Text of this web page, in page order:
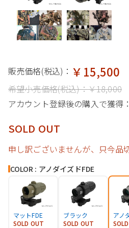
販売価格(税込)： ￥15,500
希望小売価格(税込)：￥18,000
アカウント登録後の購入で獲得
SOLD OUT
申し訳ございませんが、只今品
COLOR : アノダイズドFDE
マットFDE
SOLD OUT
ブラック
SOLD OUT